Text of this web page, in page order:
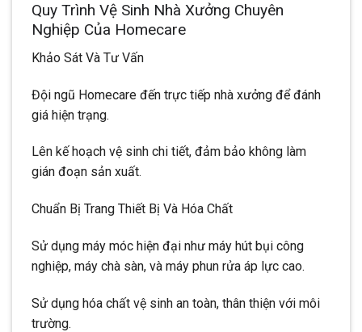
Quy Trình Vệ Sinh Nhà Xưởng Chuyên
Nghiệp Của Homecare
Khảo Sát Và Tư Vấn
Đội ngũ Homecare đến trực tiếp nhà xưởng để đánh
giá hiện trạng.
Lên kế hoạch vệ sinh chi tiết, đảm bảo không làm
gián đoạn sản xuất.
Chuẩn Bị Trang Thiết Bị Và Hóa Chất
Sử dụng máy móc hiện đại như máy hút bụi công
nghiệp, máy chà sàn, và máy phun rửa áp lực cao.
Sử dụng hóa chất vệ sinh an toàn, thân thiện với môi
trường.